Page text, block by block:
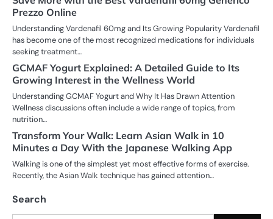
Prezzo Online
Understanding Vardenafil 60mg and Its Growing Popularity Vardenafil
has become one of the most recognized medications for individuals
seeking treatment…
GCMAF Yogurt Explained: A Detailed Guide to Its
Growing Interest in the Wellness World
Understanding GCMAF Yogurt and Why It Has Drawn Attention
Wellness discussions often include a wide range of topics, from
nutrition…
Transform Your Walk: Learn Asian Walk in 10
Minutes a Day With the Japanese Walking App
Walking is one of the simplest yet most effective forms of exercise.
Recently, the Asian Walk technique has gained attention…
Search